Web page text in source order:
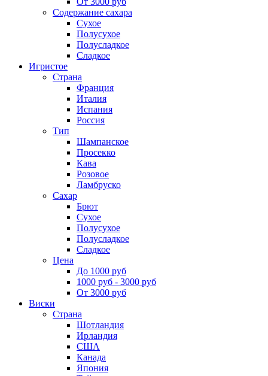
Содержание сахара
Сухое
Полусухое
Полусладкое
Сладкое
Игристое
Страна
Франция
Италия
Испания
Россия
Тип
Шампанское
Просекко
Кава
Розовое
Ламбруско
Сахар
Брют
Сухое
Полусухое
Полусладкое
Сладкое
Цена
До 1000 руб
1000 руб - 3000 руб
От 3000 руб
Виски
Страна
Шотландия
Ирландия
США
Канада
Япония